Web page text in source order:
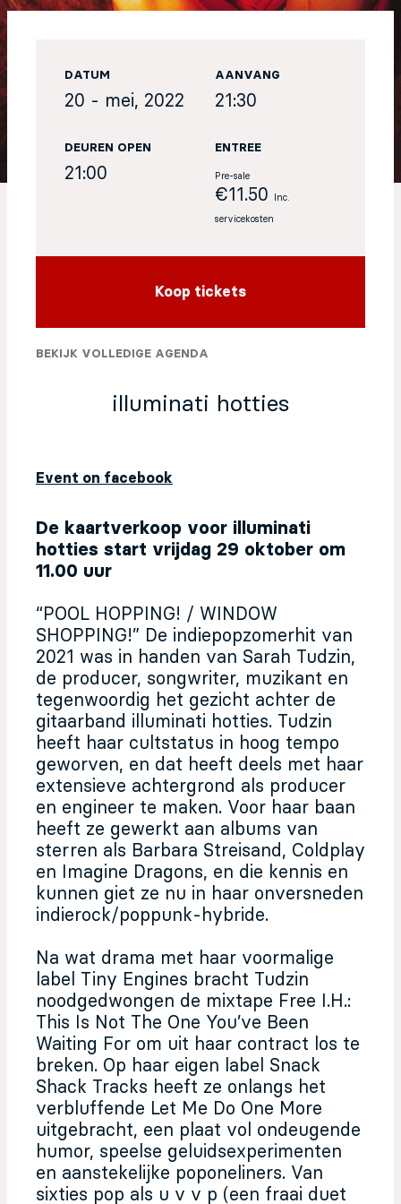
illuminati hotties
Event on facebook
De kaartverkoop voor illuminati
hotties start vrijdag 29 oktober om
11.00 uur
“POOL HOPPING! / WINDOW
SHOPPING!” De indiepopzomerhit van
2021 was in handen van Sarah Tudzin,
de producer, songwriter, muzikant en
tegenwoordig het gezicht achter de
gitaarband illuminati hotties. Tudzin
heeft haar cultstatus in hoog tempo
geworven, en dat heeft deels met haar
extensieve achtergrond als producer
en engineer te maken. Voor haar baan
heeft ze gewerkt aan albums van
sterren als Barbara Streisand, Coldplay
en Imagine Dragons, en die kennis en
kunnen giet ze nu in haar onversneden
indierock/poppunk-hybride.
Na wat drama met haar voormalige
label Tiny Engines bracht Tudzin
noodgedwongen de mixtape Free I.H.:
This Is Not The One You’ve Been
Waiting For om uit haar contract los te
breken. Op haar eigen label Snack
Shack Tracks heeft ze onlangs het
verbluffende Let Me Do One More
uitgebracht, een plaat vol ondeugende
humor, speelse geluidsexperimenten
en aanstekelijke poponeliners. Van
sixties pop als u v v p (een fraai duet
DATUM
20 - mei, 2022
AANVANG
21:30
DEUREN OPEN
21:00
ENTREE
Pre-sale
€11.50 Inc.
servicekosten
Koop tickets
BEKIJK VOLLEDIGE AGENDA